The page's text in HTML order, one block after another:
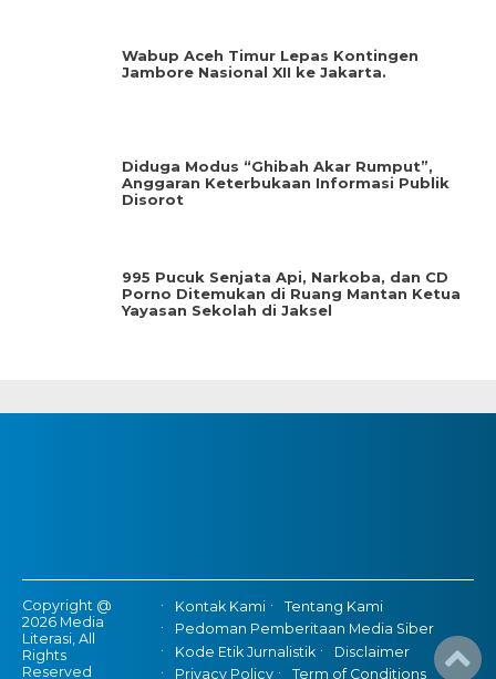
Wabup Aceh Timur Lepas Kontingen
Jambore Nasional XII ke Jakarta.
Diduga Modus “Ghibah Akar Rumput”,
Anggaran Keterbukaan Informasi Publik
Disorot
995 Pucuk Senjata Api, Narkoba, dan CD
Porno Ditemukan di Ruang Mantan Ketua
Yayasan Sekolah di Jaksel
Copyright @
2026 Media
Literasi, All
Rights
Reserved
Kontak Kami
Tentang Kami
Pedoman Pemberitaan Media Siber
Kode Etik Jurnalistik
Disclaimer
Privacy Policy
Term of Conditions